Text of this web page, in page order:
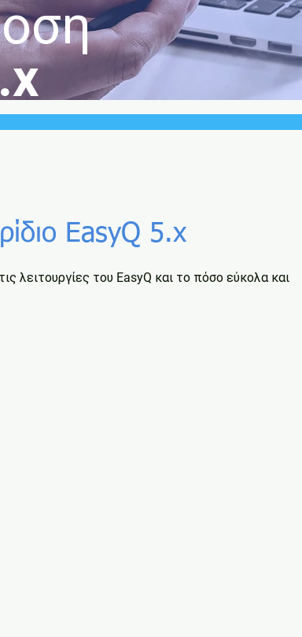
EasyQ 5.x
λειτουργίες του EasyQ και το πόσο εύκολα και